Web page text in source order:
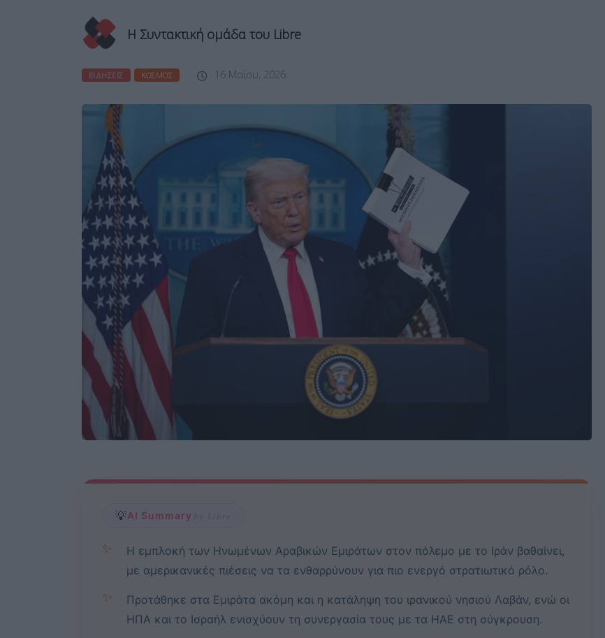
Η Συντακτική ομάδα του Libre
ΕΙΔΉΣΕΙΣ ΚΌΣΜΟΣ 16 Μαΐου, 2026
💡AI Summary by Libre
✨
Η εμπλοκή των Ηνωμένων Αραβικών Εμιράτων στον πόλεμο με το Ιράν βαθαίνει,
με αμερικανικές πιέσεις να τα ενθαρρύνουν για πιο ενεργό στρατιωτικό ρόλο.
✨
Προτάθηκε στα Εμιράτα ακόμη και η κατάληψη του ιρανικού νησιού Λαβάν, ενώ οι
ΗΠΑ και το Ισραήλ ενισχύουν τη συνεργασία τους με τα ΗΑΕ στη σύγκρουση.